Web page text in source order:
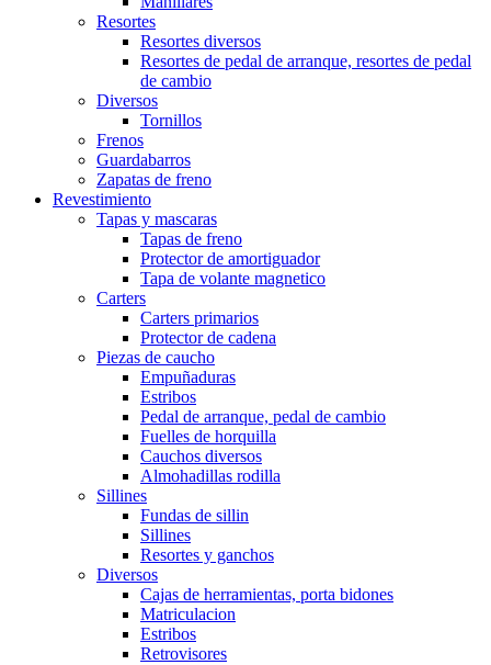
Resortes
Resortes diversos
Resortes de pedal de arranque, resortes de pedal
de cambio
Diversos
Tornillos
Frenos
Guardabarros
Zapatas de freno
Revestimiento
Tapas y mascaras
Tapas de freno
Protector de amortiguador
Tapa de volante magnetico
Carters
Carters primarios
Protector de cadena
Piezas de caucho
Empuñaduras
Estribos
Pedal de arranque, pedal de cambio
Fuelles de horquilla
Cauchos diversos
Almohadillas rodilla
Sillines
Fundas de sillin
Sillines
Resortes y ganchos
Diversos
Cajas de herramientas, porta bidones
Matriculacion
Estribos
Retrovisores